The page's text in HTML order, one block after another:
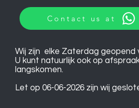
Contact us at
Wij zijn elke Zaterdag geopend
U kunt natuurlijk ook op
langskomen.
Let op 06-06-2026 zijn wij